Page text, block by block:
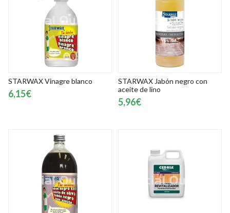
STARWAX Vinagre blanco
6,15€
STARWAX Jabón negro con
aceite de lino
5,96€